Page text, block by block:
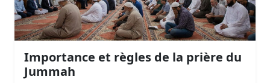
Importance et règles de la prière du
Jummah